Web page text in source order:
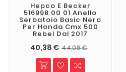
Hepco E Becker
516998 00 01 Anello
Serbatoio Basic Nero
Per Honda Cmx 500
Rebel Dal 2017
40,38 € 44,08 €